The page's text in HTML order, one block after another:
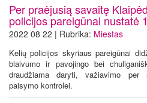
Per praėjusią savaitę
policijos pareigūnai nustatė
2022 08 22 | Rubrika: Miestas
Kelių policijos skyriaus pareigūnai
blaivumo ir pavojingo bei
draudžiama daryti, važiavimo per
paisymo kontrolei.